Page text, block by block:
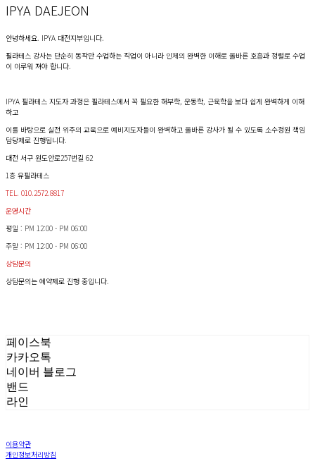
IPYA DAEJEON
안녕하세요. IPYA 대전지부입니다.
필라테스 강사는 단순히 동작만 수업하는 직업이 아니라 인체의 완벽한 이해로 올바른 호흡과 정렬로 수업
이 이루워 져야 합니다.
IPYA 필라테스 지도자 과정은 필라테스에서 꼭 필요한 해부학, 운동학, 근육학을 보다 쉽게 완벽하게 이해
하고
이를 바탕으로 실전 위주의 교육으로 예비지도자들이 완벽하고 올바른 강사가 될 수 있도록 소수정원 책임
담당제로 진행됩니다.
대전 서구 원도안로257번길 62
1층 유필라테스
TEL. 010.2572.8817
운영시간
평일 : PM 12:00 - PM 06:00
주말 : PM 12:00 - PM 06:00
상담문의
상담문의는 예약제로 진행 중입니다.
페이스북
카카오톡
네이버 블로그
밴드
라인
이용약관
개인정보처리방침